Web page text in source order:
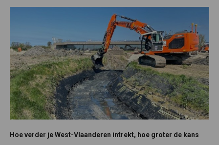
Hoe verder je West-Vlaanderen intrekt, hoe groter de kans